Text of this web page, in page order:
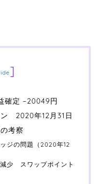
]
確定 –20049円
2020年12月31日
考察
ジの問題（2020年12
少 スワップポイント